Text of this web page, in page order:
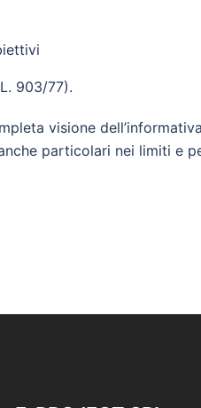
903/77).
visione
particolari nei limiti e